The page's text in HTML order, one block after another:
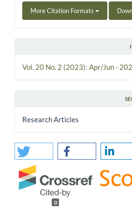
More Citation Formats
Vol. 20 No. 2 (2023): Apr/Jun -
Research Articles
0